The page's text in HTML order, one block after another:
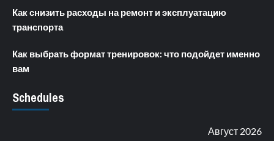
Как снизить расходы на ремонт и эксплуатацию
транспорта
Как выбрать формат тренировок: что подойдет именно
вам
Schedules
Август 2026